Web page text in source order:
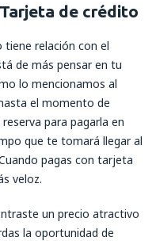
de crédito
tiene relación con el
de más pensar en tu
lo mencionamos al
el momento de
para pagarla en
que te tomará llegar al
pagas con tarjeta
veloz.
un precio atractivo
la oportunidad de